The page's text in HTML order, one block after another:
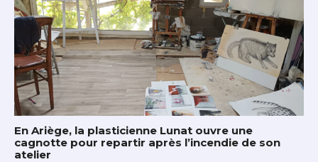
En Ariège, la plasticienne Lunat ouvre une
cagnotte pour repartir après l’incendie de son
atelier